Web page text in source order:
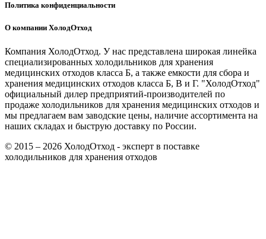
Политика конфиденциальности
О компании ХолодОтход
Компания ХолодОтход. У нас представлена широкая линейка
специализированных холодильников для хранения
медицинских отходов класса Б, а также емкости для сбора и
хранения медицинских отходов класса Б, В и Г. "ХолодОтход"
официальный дилер предприятий-производителей по
продаже холодильников для хранения медицинских отходов и
мы предлагаем вам заводские цены, наличие ассортимента на
наших складах и быструю доставку по России.
© 2015 – 2026 ХолодОтход - эксперт в поставке
холодильников для хранения отходов